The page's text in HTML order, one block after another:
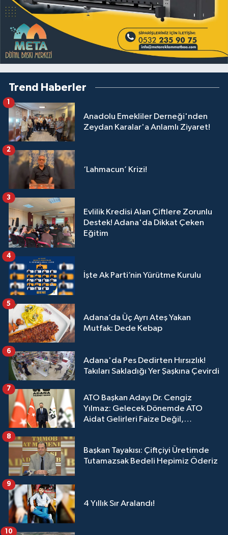
Trend Haberler
Anadolu Emekliler Derneği'nden
Zeydan Karalar'a Anlamlı Ziyaret!
1
‘Lahmacun’ Krizi!
2
Evlilik Kredisi Alan Çiftlere Zorunlu
Destek! Adana'da Dikkat Çeken
Eğitim
3
İşte Ak Parti’nin Yürütme Kurulu
4
Adana’da Üç Ayrı Ateş Yakan
Mutfak: Dede Kebap
5
Adana'da Pes Dedirten Hırsızlık!
Takıları Sakladığı Yer Şaşkına Çevirdi
6
ATO Başkan Adayı Dr. Cengiz
Yılmaz: Gelecek Dönemde ATO
Aidat Gelirleri Faize Değil,
7
Başkan Tayakısı: Çiftçiyi Üretimde
Tutamazsak Bedeli Hepimiz Öderiz
8
4 Yıllık Sır Aralandı!
9
10